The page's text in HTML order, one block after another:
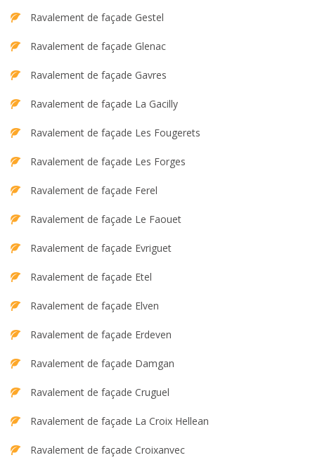
Ravalement de façade Gestel
Ravalement de façade Glenac
Ravalement de façade Gavres
Ravalement de façade La Gacilly
Ravalement de façade Les Fougerets
Ravalement de façade Les Forges
Ravalement de façade Ferel
Ravalement de façade Le Faouet
Ravalement de façade Evriguet
Ravalement de façade Etel
Ravalement de façade Elven
Ravalement de façade Erdeven
Ravalement de façade Damgan
Ravalement de façade Cruguel
Ravalement de façade La Croix Hellean
Ravalement de façade Croixanvec